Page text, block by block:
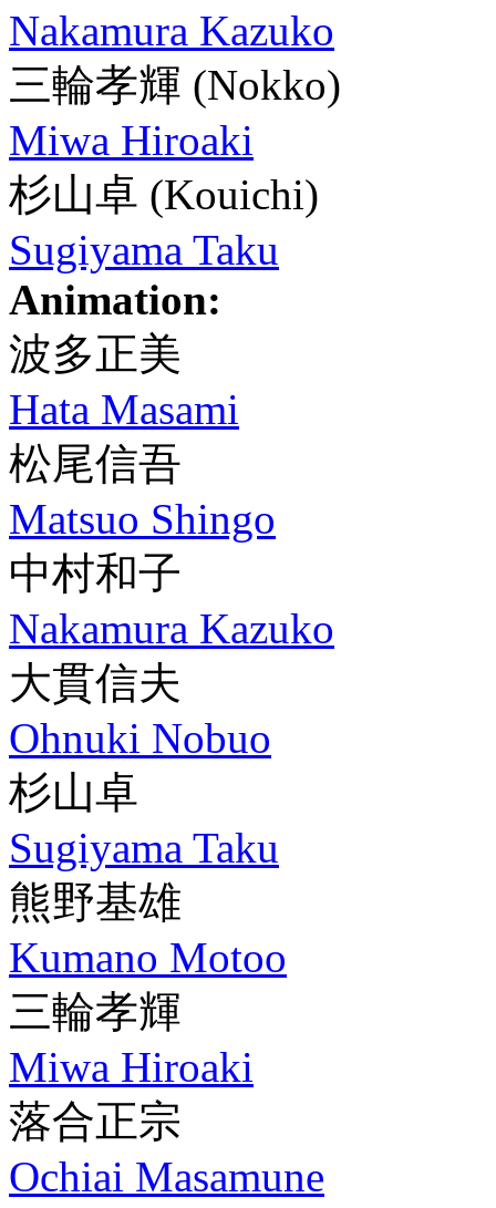
Nakamura Kazuko
三輪孝輝 (Nokko)
Miwa Hiroaki
杉山卓 (Kouichi)
Sugiyama Taku
Animation:
波多正美
Hata Masami
松尾信吾
Matsuo Shingo
中村和子
Nakamura Kazuko
大貫信夫
Ohnuki Nobuo
杉山卓
Sugiyama Taku
熊野基雄
Kumano Motoo
三輪孝輝
Miwa Hiroaki
落合正宗
Ochiai Masamune